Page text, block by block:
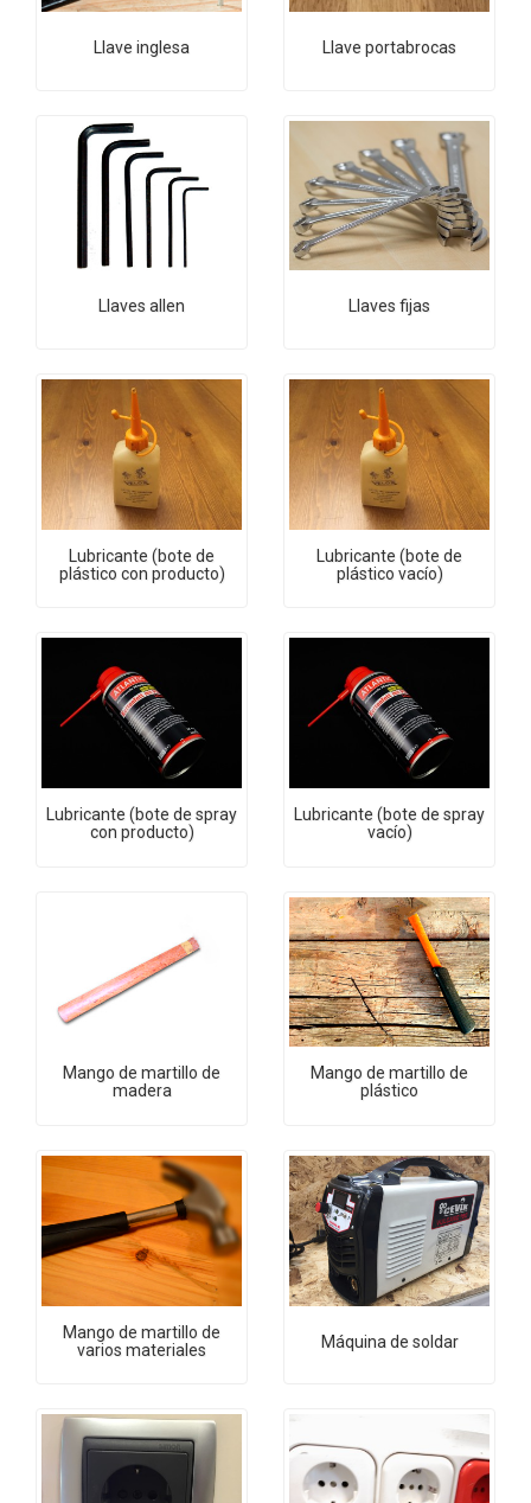
Llave inglesa Llave portabrocas
Llaves allen Llaves fijas
Lubricante (bote de
plástico con producto)
Lubricante (bote de
plástico vacío)
Lubricante (bote de spray
con producto)
Lubricante (bote de spray
vacío)
Mango de martillo de
madera
Mango de martillo de
plástico
Mango de martillo de
varios materiales
Máquina de soldar